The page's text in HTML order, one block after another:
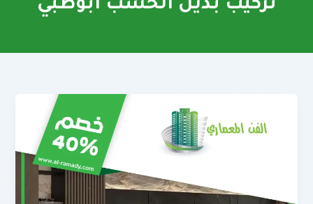
تركيب بديل الخشب ابوظبي